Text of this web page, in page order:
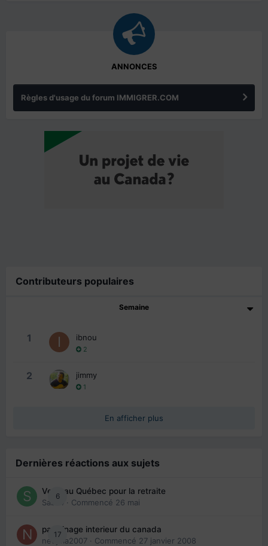
ANNONCES
Règles d'usage du forum IMMIGRER.COM
Contributeurs populaires
Semaine
1 ibnou
2
2 jimmy
1
En afficher plus
Dernières réactions aux sujets
6
Venir au Québec pour la retraite
Sab74
· Commencé 26 mai
17
parrainage interieur du canada
nedjma2007 · Commencé 27 janvier 2008